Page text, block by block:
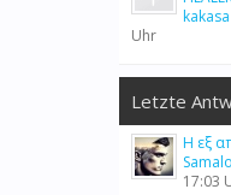
kakasa
Uhr
Letzte
Η εξ
17:03